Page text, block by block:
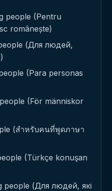
people (Pentru
românește)
(Для людей,
(Para personas
(För människor
(สำหรับคนที่พูดภาษา
(Türkçe konuşan
people (Для людей, які